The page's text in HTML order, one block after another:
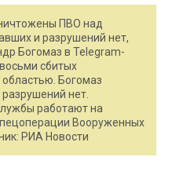
ПВО над
и разрушений нет,
Богомаз в Telegram-
сбитых
Богомаз
нет.
работают на
Вооруженных
РИА Новости